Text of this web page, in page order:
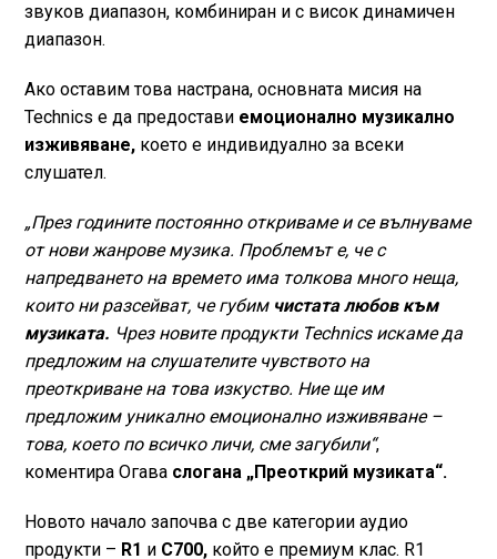
звуков диапазон, комбиниран и с висок динамичен
диапазон.
Ако оставим това настрана, основната мисия на
Technics е да предостави емоционално музикално
изживяване,което е индивидуално за всеки
слушател.
„През годините постоянно откриваме и се вълнуваме
от нови жанрове музика. Проблемът е, че с
напредването на времето има толкова много неща,
които ни разсейват, че губим чистата любов към
музиката. Чрез новите продукти Technics искаме да
предложим на слушателите чувството на
преоткриване на това изкуство. Ние ще им
предложим уникално емоционално изживяване –
това, което по всичко личи, сме загубили“,
коментира Огава слогана „Преоткрий музиката“.
Новото начало започва с две категории аудио
продукти – R1 и C700,който е премиум клас. R1